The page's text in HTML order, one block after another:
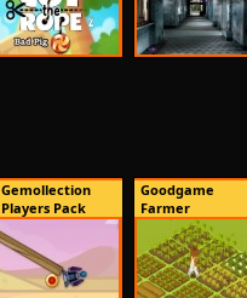
Gemollection
Players Pack
Goodgame
Farmer